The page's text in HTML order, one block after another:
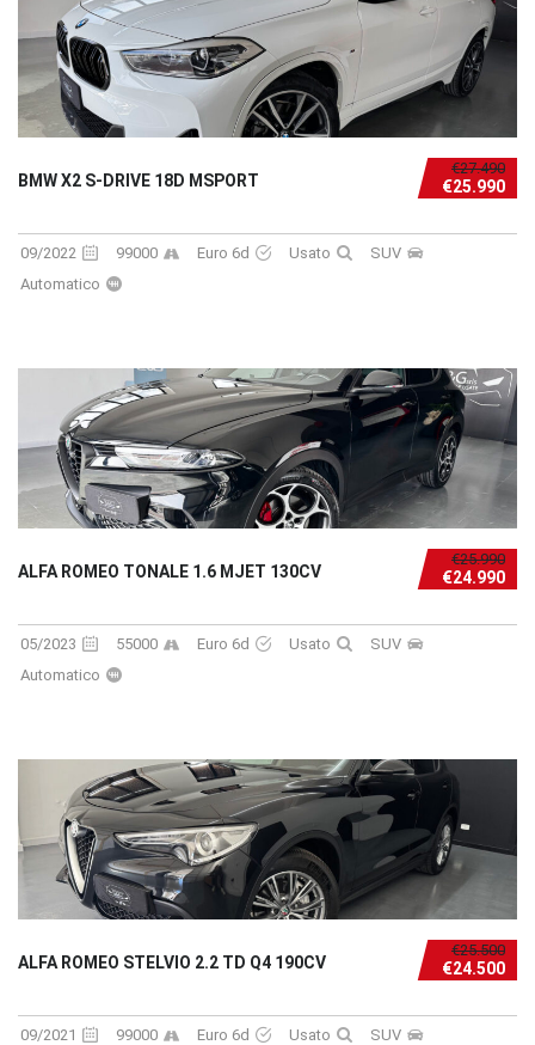
€27.490
€25.990
BMW X2 S-DRIVE 18D MSPORT
09/2022 99000 Euro 6d Usato
SUV
Automatico
€25.990
€24.990
ALFA ROMEO TONALE 1.6 MJET 130CV
05/2023 55000 Euro 6d Usato
SUV
Automatico
€25.500
€24.500
ALFA ROMEO STELVIO 2.2 TD Q4 190CV
09/2021 99000 Euro 6d Usato
SUV